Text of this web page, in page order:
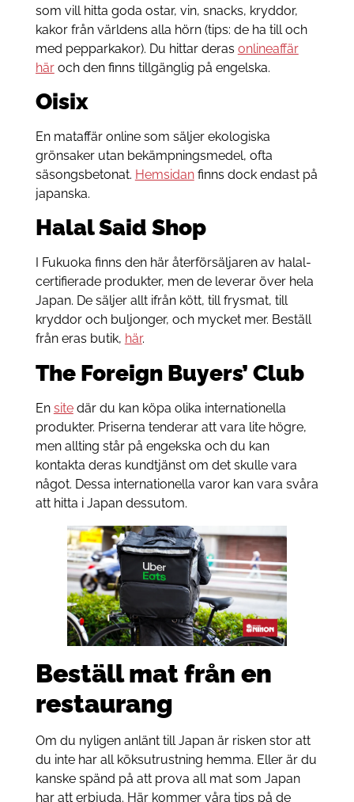
som vill hitta goda ostar, vin, snacks, kryddor,
kakor från världens alla hörn (tips: de ha till och
med pepparkakor). Du hittar deras onlineaffär
häroch den finns tillgänglig på engelska.
Oisix
En mataffär online som säljer ekologiska
grönsaker utan bekämpningsmedel, ofta
säsongsbetonat. Hemsidanfinns dock endast på
japanska.
Halal Said Shop
I Fukuoka finns den här återförsäljaren av halal-
certifierade produkter, men de leverar över hela
Japan. De säljer allt ifrån kött, till frysmat, till
kryddor och buljonger, och mycket mer. Beställ
från eras butik, här.
The Foreign Buyers’ Club
En sitedär du kan köpa olika internationella
produkter. Priserna tenderar att vara lite högre,
men allting står på engekska och du kan
kontakta deras kundtjänst om det skulle vara
något. Dessa internationella varor kan vara svåra
att hitta i Japan dessutom.
Beställ mat från en
restaurang
Om du nyligen anlänt till Japan är risken stor att
du inte har all köksutrustning hemma. Eller är du
kanske spänd på att prova all mat som Japan
har att erbjuda. Här kommer våra tips på de